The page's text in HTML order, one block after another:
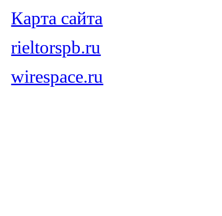
Карта сайта
rieltorspb.ru
wirespace.ru